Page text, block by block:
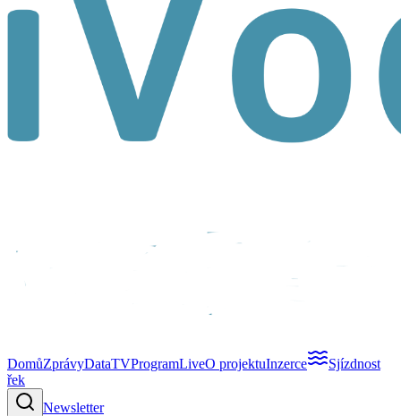
DomůZprávyDataTVProgramLiveO projektuInzerce
Sjízdnost
řek
Newsletter